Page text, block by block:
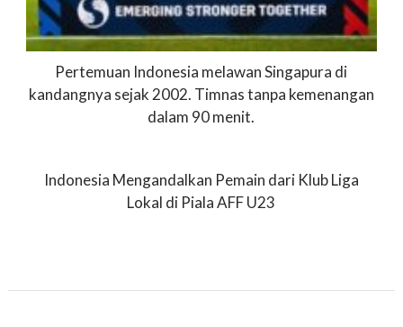
Pertemuan Indonesia melawan Singapura di
kandangnya sejak 2002. Timnas tanpa kemenangan
dalam 90 menit.
Indonesia Mengandalkan Pemain dari Klub Liga
Lokal di Piala AFF U23